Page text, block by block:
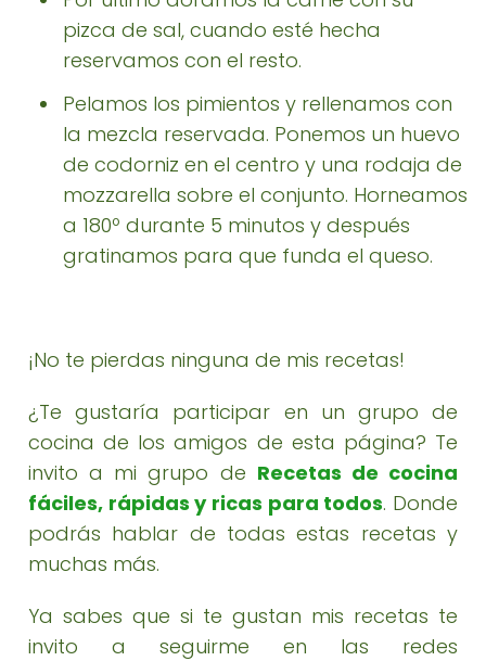
pizca de sal, cuando esté hecha
reservamos con el resto.
Pelamos los pimientos y rellenamos con
la mezcla reservada. Ponemos un huevo
de codorniz en el centro y una rodaja de
mozzarella sobre el conjunto. Horneamos
a 180º durante 5 minutos y después
gratinamos para que funda el queso.
¡No te pierdas ninguna de mis recetas!
¿Te gustaría participar en un grupo de
cocina de los amigos de esta página? Te
invito a mi grupo de Recetas de cocina
fáciles, rápidas y ricas para todos. Donde
podrás hablar de todas estas recetas y
muchas más.
Ya sabes que si te gustan mis recetas te
invito a seguirme en las redes